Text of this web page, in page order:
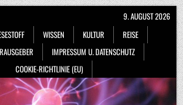
WISSEN KULTUR
REISE
IMPRESSUM U. DATENSCHUTZ
COOKIE-RICHTLINIE (EU)
9. AUGUST 2026